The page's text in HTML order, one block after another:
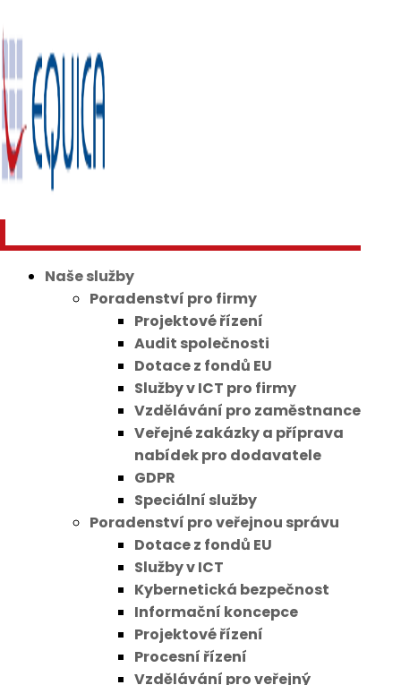
Naše služby
Poradenství pro firmy
Projektové řízení
Audit společnosti
Dotace z fondů EU
Služby v ICT pro firmy
Vzdělávání pro zaměstnance
Veřejné zakázky a příprava
nabídek pro dodavatele
GDPR
Speciální služby
Poradenství pro veřejnou správu
Dotace z fondů EU
Služby v ICT
Kybernetická bezpečnost
Informační koncepce
Projektové řízení
Procesní řízení
Vzdělávání pro veřejný